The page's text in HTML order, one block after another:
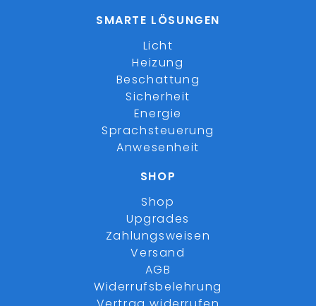
SMARTE LÖSUNGEN
Licht
Heizung
Beschattung
Sicherheit
Energie
Sprachsteuerung
Anwesenheit
SHOP
Shop
Upgrades
Zahlungsweisen
Versand
AGB
Widerrufsbelehrung